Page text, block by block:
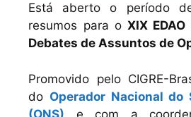
Está aberto o período
resumos para o XIX
Debates de Assuntos de
Promovido pelo CIGRE-
do Operador Nacional do
(ONS) e com a